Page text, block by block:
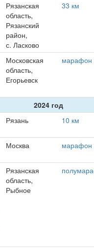
Рязанская
область,
Рязанский
район,
с. Ласково
33 км
Московская
область,
Егорьевск
марафон
2024 год
Рязань 10 км
Москва марафон
Рязанская
область,
Рыбное